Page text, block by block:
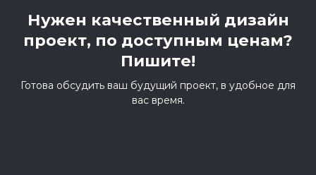
Нужен качественный дизайн
проект, по доступным ценам?
Пишите!
Готова обсудить ваш будущий проект, в удобное для
вас время.